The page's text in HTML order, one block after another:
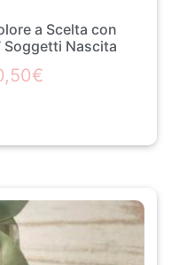
a Scelta con
Soggetti Nascita
€